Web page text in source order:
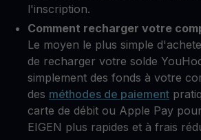
l'inscription.
Comment recharger votre
Le moyen le plus simple
de recharger votre solde
simplement des fonds à votre
des méthodes de paiement
carte de débit ou Apple Pay
EIGEN plus rapides et à frais